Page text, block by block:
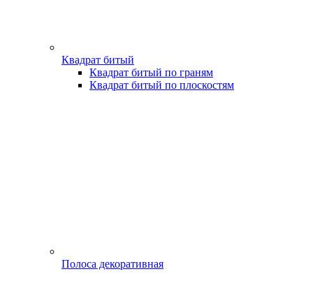
Квадрат битый
Квадрат битый по граням
Квадрат битый по плоскостям
Полоса декоративная